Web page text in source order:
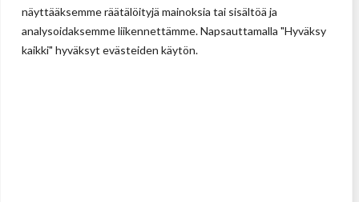
näyttääksemme räätälöityjä mainoksia tai sisältöä ja
analysoidaksemme liikennettämme. Napsauttamalla "Hyväksy
kaikki" hyväksyt evästeiden käytön.
Tehdas